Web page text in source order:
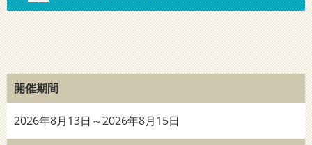
開催期間
2026年8月13日～2026年8月15日